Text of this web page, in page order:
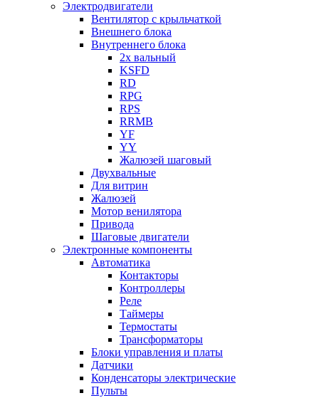
Электродвигатели
Вентилятор с крыльчаткой
Внешнего блока
Внутреннего блока
2х вальный
KSFD
RD
RPG
RPS
RRMB
YF
YY
Жалюзей шаговый
Двухвальные
Для витрин
Жалюзей
Мотор венилятора
Привода
Шаговые двигатели
Электронные компоненты
Автоматика
Контакторы
Контроллеры
Реле
Таймеры
Термостаты
Трансформаторы
Блоки управления и платы
Датчики
Конденсаторы электрические
Пульты